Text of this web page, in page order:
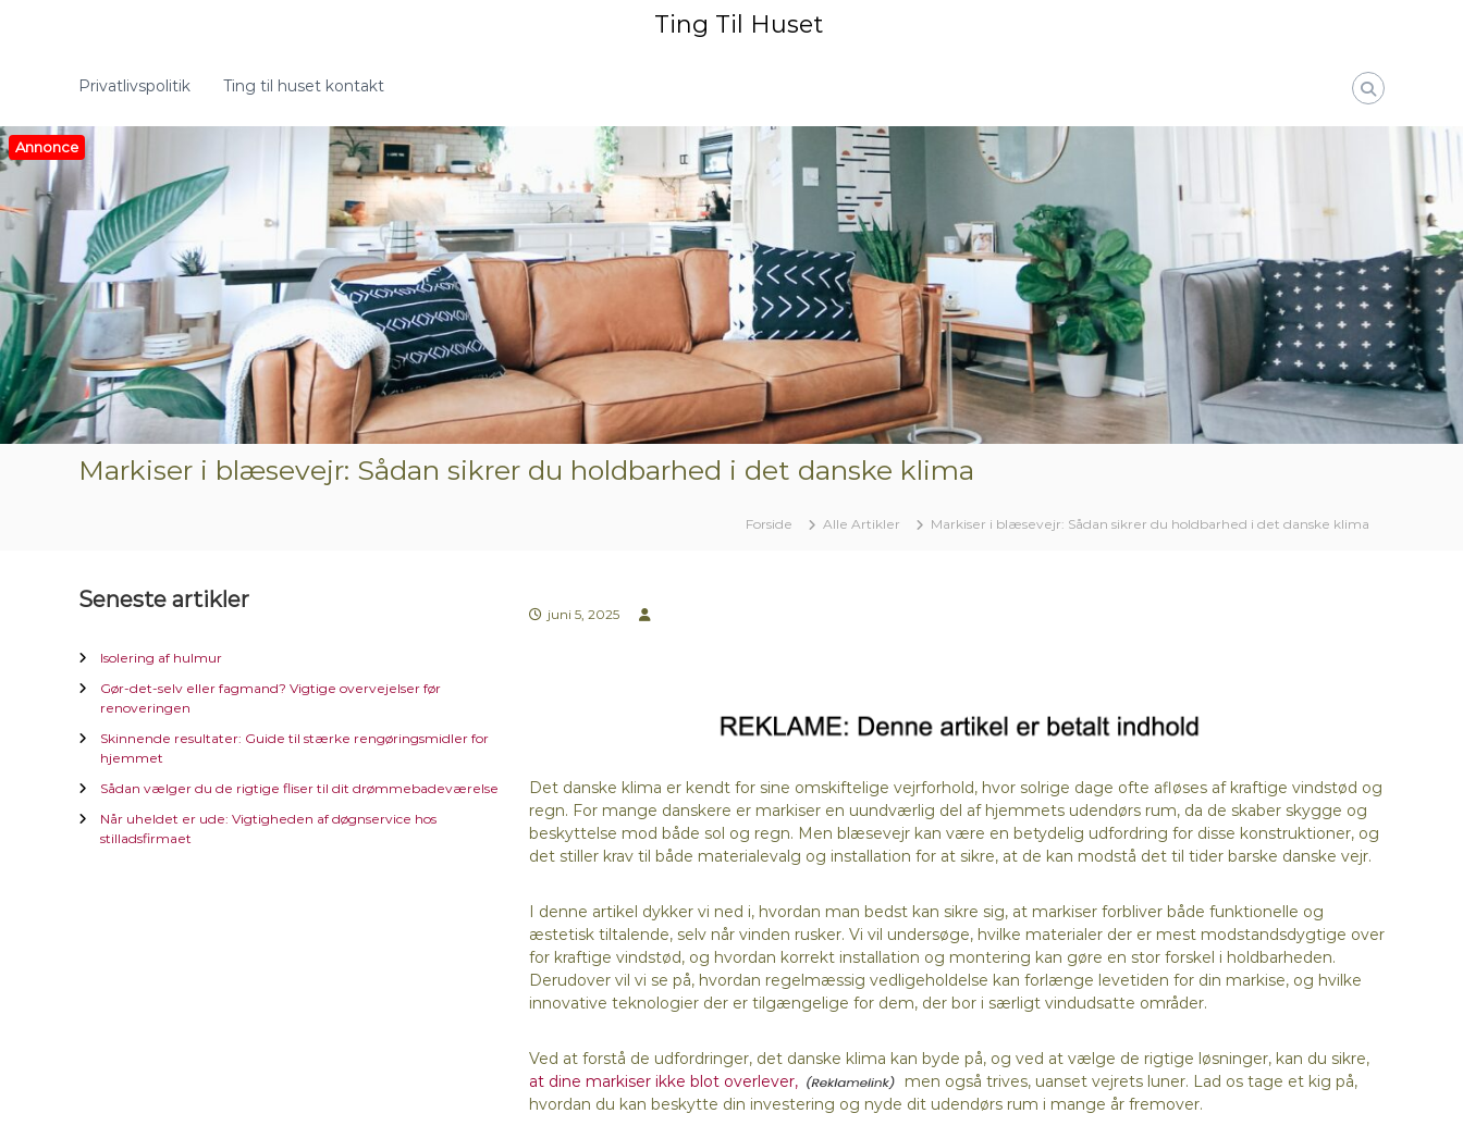
e
t
i
i
h
d
Ting Til Huset
Privatlivspolitik Ting til huset kontakt
Annonce
Markiser i blæsevejr: Sådan sikrer du holdbarhed i det danske klima
Forside Alle Artikler Markiser i blæsevejr: Sådan sikrer du holdbarhed i det danske klima
juni 5, 2025
Det danske klima er kendt for sine omskiftelige vejrforhold, hvor solrige dage ofte afløses af kraftige vindstød og
regn. For mange danskere er markiser en uundværlig del af hjemmets udendørs rum, da de skaber skygge og
beskyttelse mod både sol og regn. Men blæsevejr kan være en betydelig udfordring for disse konstruktioner, og
det stiller krav til både materialevalg og installation for at sikre, at de kan modstå det til tider barske danske vejr.
I denne artikel dykker vi ned i, hvordan man bedst kan sikre sig, at markiser forbliver både funktionelle og
æstetisk tiltalende, selv når vinden rusker. Vi vil undersøge, hvilke materialer der er mest modstandsdygtige over
for kraftige vindstød, og hvordan korrekt installation og montering kan gøre en stor forskel i holdbarheden.
Derudover vil vi se på, hvordan regelmæssig vedligeholdelse kan forlænge levetiden for din markise, og hvilke
innovative teknologier der er tilgængelige for dem, der bor i særligt vindudsatte områder.
Ved at forstå de udfordringer, det danske klima kan byde på, og ved at vælge de rigtige løsninger, kan du sikre,
at dine markiser ikke blot overlever,
men også trives, uanset vejrets luner. Lad os tage et kig på,
hvordan du kan beskytte din investering og nyde dit udendørs rum i mange år fremover.
Seneste artikler
Isolering af hulmur
Gør-det-selv eller fagmand? Vigtige overvejelser før
renoveringen
Skinnende resultater: Guide til stærke rengøringsmidler for
hjemmet
Sådan vælger du de rigtige fliser til dit drømmebadeværelse
Når uheldet er ude: Vigtigheden af døgnservice hos
stilladsfirmaet